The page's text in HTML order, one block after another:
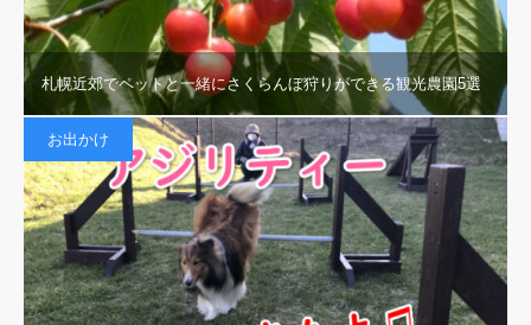
札幌近郊でペットと一緒にさくらんぼ狩りができる観光農園5選
お出かけ